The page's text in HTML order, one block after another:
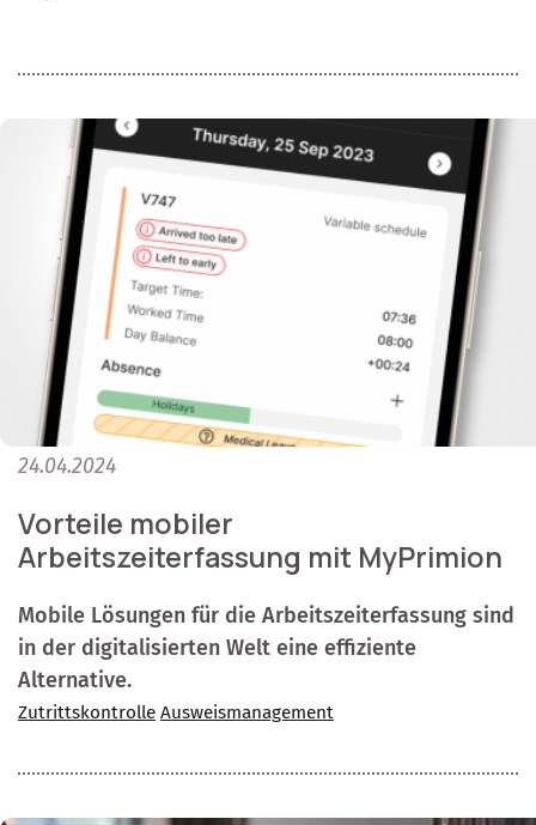
24.04.2024
Vorteile mobiler
Arbeitszeiterfassung mit MyPrimion
Mobile Lösungen für die Arbeitszeiterfassung sind
in der digitalisierten Welt eine effiziente
Alternative.
Zutrittskontrolle Ausweismanagement